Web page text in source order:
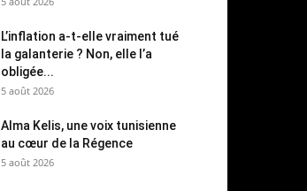
L’inflation a-t-elle vraiment tué
la galanterie ? Non, elle l’a
obligée...
5 août 2026
Alma Kelis, une voix tunisienne
au cœur de la Régence
5 août 2026